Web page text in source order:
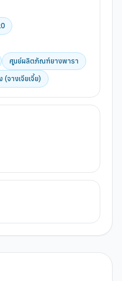
ศูนย์ผลิตภัณฑ์ยางพารา
จางเจียเจี้ย)